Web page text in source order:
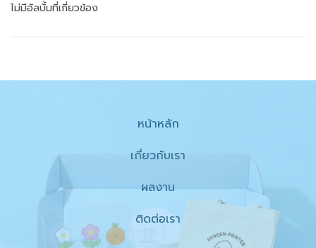
ไม่มีอัลบั้มที่เกี่ยวข้อง
หน้าหลัก
เกี่ยวกับเรา
ผลงาน
ติดต่อเรา